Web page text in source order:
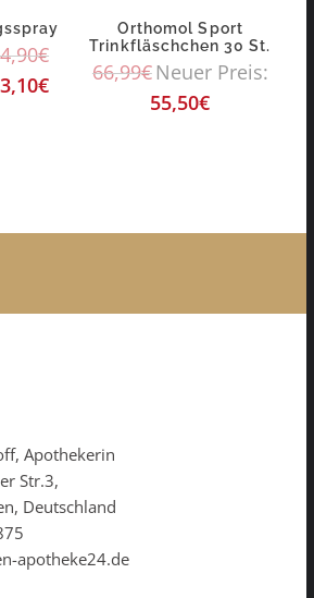
€
€
Orthomol Sport
Trinkfläschchen 30 St.
66,99€Neuer Preis:
55,50€
Apothekerin
Str.3,
Deutschland
apotheke24.de